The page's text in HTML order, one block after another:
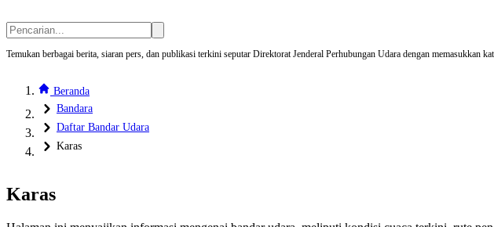
Temukan berbagai berita, siaran pers, dan publikasi terkini seputar Direktorat Jenderal Perhubungan Udara dengan memasukkan
Beranda
Bandara
Daftar Bandar Udara
Karas
Karas